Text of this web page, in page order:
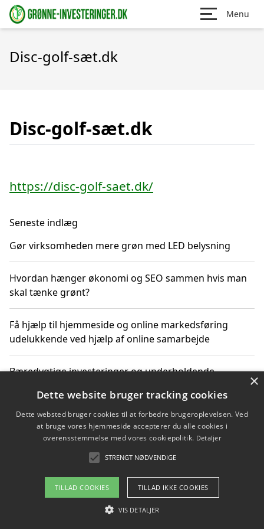
Menu
Disc-golf-sæt.dk
Disc-golf-sæt.dk
https://disc-golf-saet.dk/
Seneste indlæg
Gør virksomheden mere grøn med LED belysning
Hvordan hænger økonomi og SEO sammen hvis man
skal tænke grønt?
Få hjælp til hjemmeside og online markedsføring
udelukkende ved hjælp af online samarbejde
Bæredygtige investeringer og underholdende
Sådan kan online møder for virksomheder fremme
grønne investeringer
Copyright 2026 - Pilanto Aps
Om / kontakt
×
Dette website bruger tracking cookies
Dette websted bruger cookies til at forbedre brugeroplevelsen. Ved
at bruge vores hjemmeside accepterer du alle cookies i
overensstemmelse med vores cookiepolitik. Detaljer
STRENGT NØDVENDIGE
TILLAD COOKIES TILLAD IKKE COOKIES
VIS DETALJER